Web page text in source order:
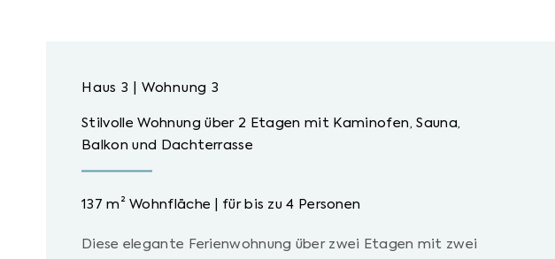
Haus 3 | Wohnung 3
Stilvolle Wohnung über 2 Etagen mit Kaminofen, Sauna,
Balkon und Dachterrasse
137 m² Wohnfläche | für bis zu 4 Personen
Diese elegante Ferienwohnung über zwei Etagen mit zwei